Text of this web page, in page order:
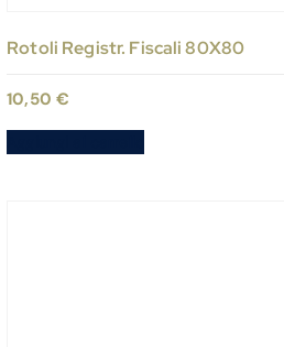
Rotoli Registr. Fiscali 80X80
10,50 €